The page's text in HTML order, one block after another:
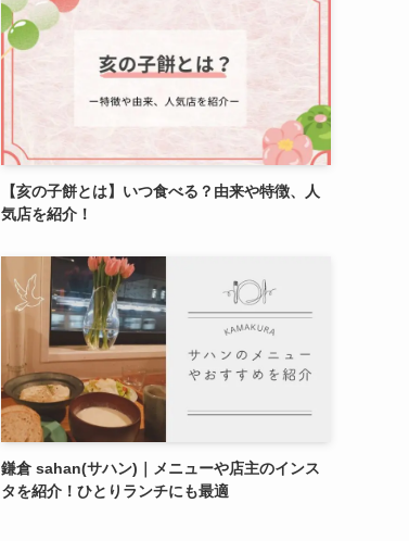
【亥の子餅とは】いつ食べる？由来や特徴、人
気店を紹介！
鎌倉 sahan(サハン)｜メニューや店主のインス
タを紹介！ひとりランチにも最適